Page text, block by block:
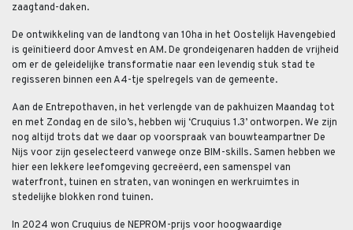
zaagtand-daken.
De ontwikkeling van de landtong van 10ha in het Oostelijk Havengebied
is geïnitieerd door Amvest en AM. De grondeigenaren hadden de vrijheid
om er de geleidelijke transformatie naar een levendig stuk stad te
regisseren binnen een A4-tje spelregels van de gemeente.
Aan de Entrepothaven, in het verlengde van de pakhuizen Maandag tot
en met Zondag en de silo’s, hebben wij ‘Cruquius 1.3’ ontworpen. We zijn
nog altijd trots dat we daar op voorspraak van bouwteampartner De
Nijs voor zijn geselecteerd vanwege onze BIM-skills. Samen hebben we
hier een lekkere leefomgeving gecreëerd, een samenspel van
waterfront, tuinen en straten, van woningen en werkruimtes in
stedelijke blokken rond tuinen.
In 2024 won Cruquius de NEPROM-prijs voor hoogwaardige